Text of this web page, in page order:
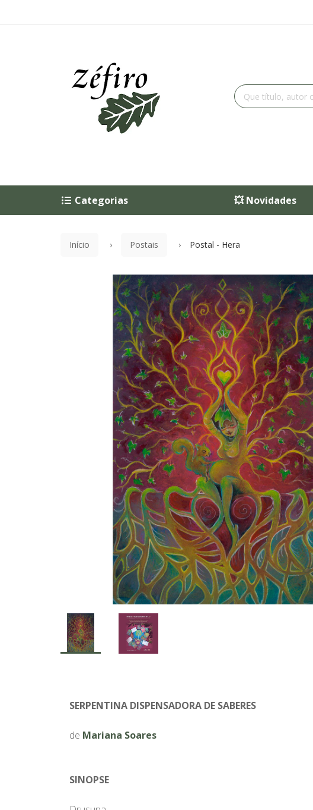
💥 Novidades
Categorias
Início Postais Postal - Hera
SERPENTINA DISPENSADORA DE SABERES
de Mariana Soares
SINOPSE